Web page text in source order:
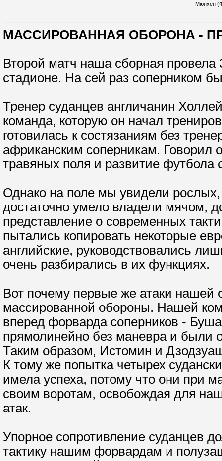
Мюнхен
МАССИРОВАННАЯ ОБОРОНА -
Второй матч наша сборная
стадионе. На сей раз соперником
Тренер суданцев англичанин
команда, которую он начал
готовилась к состязаниям без
африканским соперникам. Говорил
травяных поля и развитие футбола
Однако на поле мы увидели рослых,
достаточно умело владели мячом,
представление о современных
пытались копировать некоторые
английские, руководствовались
очень разбирались в их функциях.
Вот почему первые же атаки нашей
массированной обороны. Нашей
вперед форварда соперников -
прямолинейно без маневра и были
Таким образом, Истомин и
К тому же попытка четырех
имела успеха, потому что они при
своим воротам, освобождая для
атак.
Упорное сопротивление суданцев
тактику нашим форвардам и